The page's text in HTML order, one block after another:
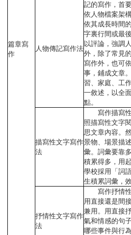
篇章寫
作
人物傳記寫作法
記的寫作，首
依人物檔案架
依其成長時間
字裏行間或最
以評論，強調
外，除了常見
寫作外，也可
事，鋪成文章
習、家庭、工
一敘述，以全
點。
描寫性文字寫作
法
寫作描寫性
照描寫性文字
思文章內容。
景物、場景描
彙。詞彙要靠
積累得多，用
學校採用「詞
生積累詞彙，
抒情性文字寫作
法
寫作抒情性
用直接還是間
兼用。用直接
氣和情感的句
哪些事件與行